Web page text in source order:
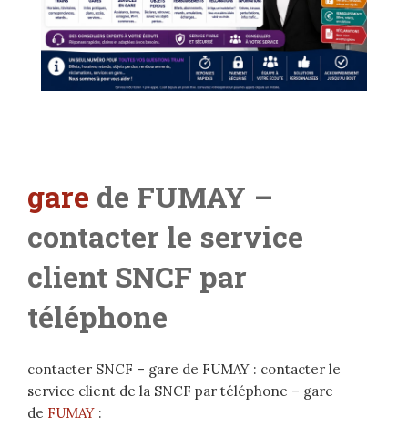
gare de FUMAY –
contacter le service
client SNCF par
téléphone
contacter SNCF – gare de FUMAY : contacter le
service client de la SNCF par téléphone – gare
de FUMAY :